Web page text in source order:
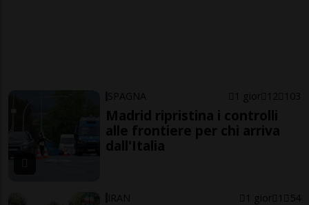
SPAGNA 1 gior 12 103
Madrid ripristina i controlli
alle frontiere per chi arriva
dall'Italia
IRAN 1 gior 1 54